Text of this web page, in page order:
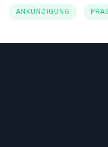
ANKÜNDIGUNG